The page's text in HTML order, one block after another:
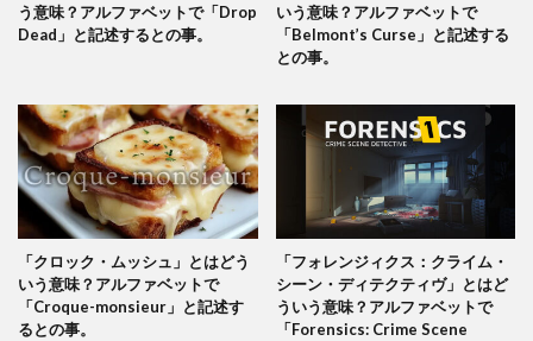
う意味？アルファベットで「Drop
Dead」と記述するとの事。
いう意味？アルファベットで
「Belmont’s Curse」と記述する
との事。
「クロック・ムッシュ」とはどう
いう意味？アルファベットで
「Croque-monsieur」と記述す
るとの事。
「フォレンジィクス：クライム・
シーン・ディテクティヴ」とはど
ういう意味？アルファベットで
「Forensics: Crime Scene